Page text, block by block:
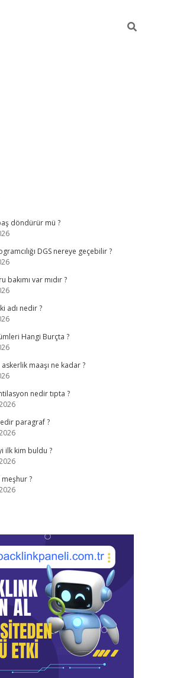
döndürür mü ?
DGS nereye geçebilir ?
bakımı var mıdır ?
adı nedir ?
Hangi Burçta ?
maaşı ne kadar ?
nedir tıpta ?
paragraf ?
ilk kim buldu ?
meşhur ?